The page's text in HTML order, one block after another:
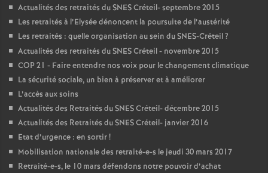
Actualités des retraités duSNESCréteil- septembre 2015
Les retraités à l’Elysée dénoncent la poursuite de l’austérité
Les retraités : quelle organisation au sein duSNES-Créteil?
Actualités des retraités duSNESCréteil - novembre 2015
COP21 - Faire entendre nos voix pour le changement climatique
La sécurité sociale, un bien à préserver et à améliorer
L’accès aux soins
Actualités des Retraités duSNESCréteil- décembre 2015
Actualités des Retraités duSNESCréteil- janvier 2016
Etat d’urgence : en sortir!
Mobilisation nationale des retraité-e-s le jeudi 30 mars 2017
Retraité-e-s, le 10 mars défendons notre pouvoir d’achat